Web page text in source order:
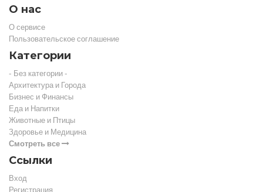
О нас
О сервисе
Пользовательское соглашение
Категории
- Без категории -
Архитектура и Города
Бизнес и Финансы
Еда и Напитки
Животные и Птицы
Здоровье и Медицина
Смотреть все
Ссылки
Вход
Регистрация